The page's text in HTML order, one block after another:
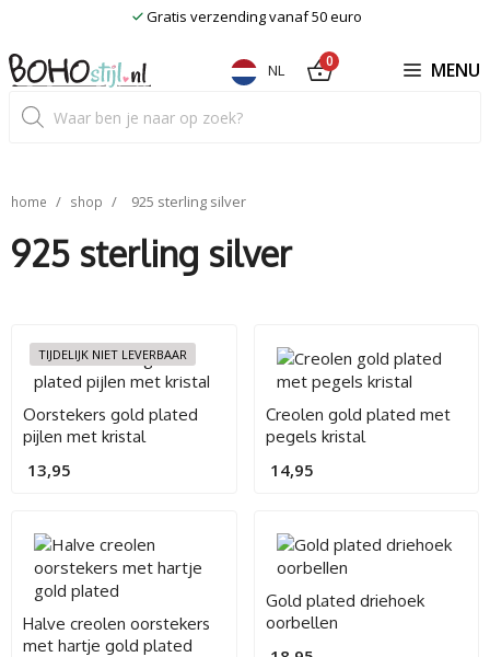
de
inhoud
9,2uit 204 beoordelingen
zoeken
NL 0 MENU
home / shop / 925 sterling silver
925 sterling silver
TIJDELIJK NIET LEVERBAAR
Oorstekers gold plated
pijlen met kristal
13,95
Creolen gold plated met
pegels kristal
14,95
Halve creolen oorstekers
met hartje gold plated
Gold plated driehoek
oorbellen